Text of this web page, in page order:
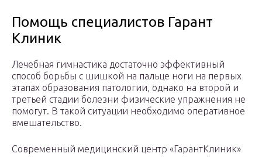
Помощь специалистов Гарант
Клиник
Лечебная гимнастика достаточно эффективный
способ борьбы с шишкой на пальце ноги на первых
этапах образования патологии, однако на второй и
третьей стадии болезни физические упражнения не
помогут. В такой ситуации необходимо оперативное
вмешательство.
Современный медицинский центр «ГарантКлиник»